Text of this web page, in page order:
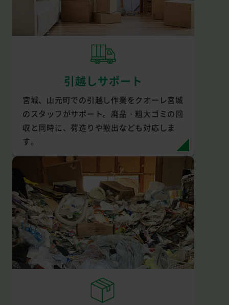
引越しサポート
宮城、山元町での引越し作業をクオーレ宮城
のスタッフがサポート。廃品・粗大ゴミの回
収と同時に、荷造りや搬出なども対応しま
す。